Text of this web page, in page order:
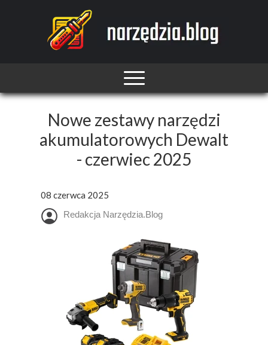
Nowe zestawy narzędzi
akumulatorowych Dewalt
- czerwiec 2025
08 czerwca 2025
Redakcja Narzędzia.Blog